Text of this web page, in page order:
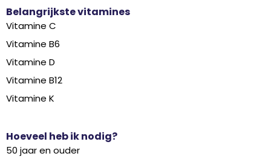
Belangrijkste vitamines
Vitamine C
Vitamine B6
Vitamine D
Vitamine B12
Vitamine K
Hoeveel heb ik nodig?
50 jaar en ouder